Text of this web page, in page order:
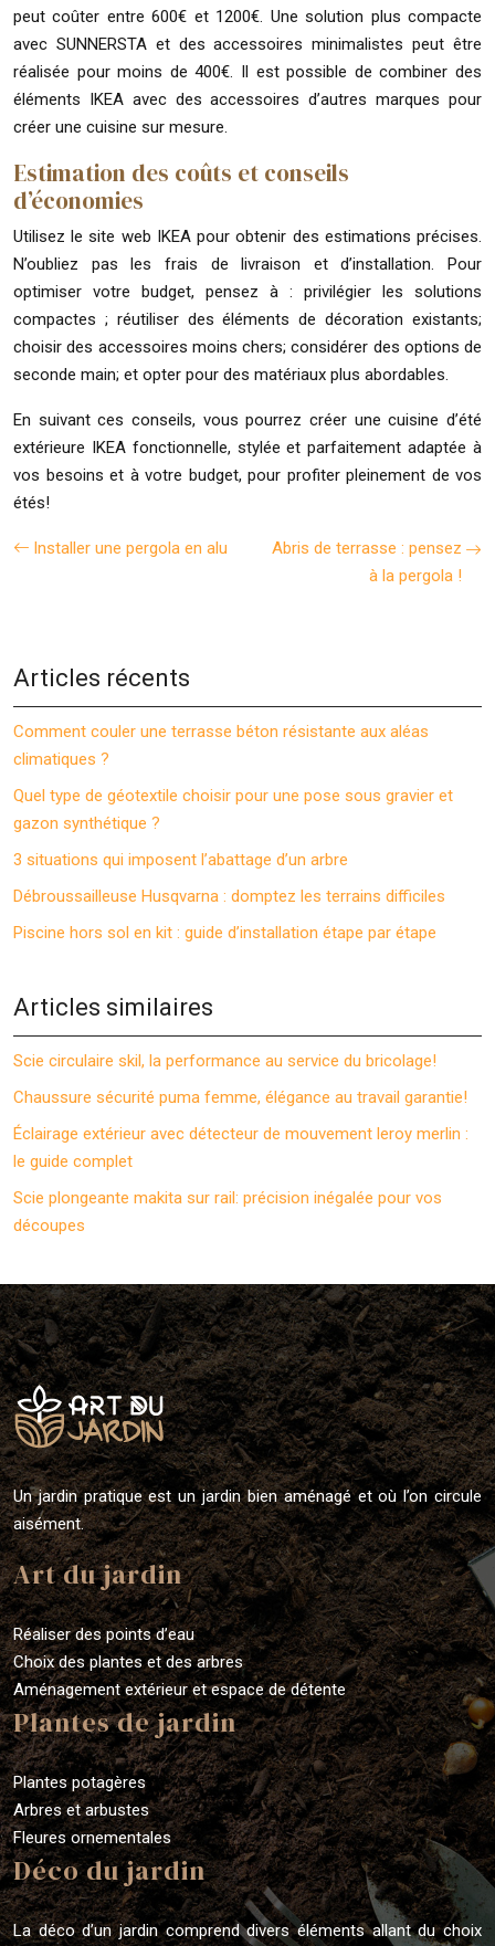
peut coûter entre 600€ et 1200€. Une solution plus compacte
avec SUNNERSTA et des accessoires minimalistes peut être
réalisée pour moins de 400€. Il est possible de combiner des
éléments IKEA avec des accessoires d’autres marques pour
créer une cuisine sur mesure.
Estimation des coûts et conseils
d’économies
Utilisez le site web IKEA pour obtenir des estimations précises.
N’oubliez pas les frais de livraison et d’installation. Pour
optimiser votre budget, pensez à : privilégier les solutions
compactes ; réutiliser des éléments de décoration existants;
choisir des accessoires moins chers; considérer des options de
seconde main; et opter pour des matériaux plus abordables.
En suivant ces conseils, vous pourrez créer une cuisine d’été
extérieure IKEA fonctionnelle, stylée et parfaitement adaptée à
vos besoins et à votre budget, pour profiter pleinement de vos
étés!
Installer une pergola en alu
Abris de terrasse : pensez
à la pergola !
Articles récents
Comment couler une terrasse béton résistante aux aléas
climatiques ?
Quel type de géotextile choisir pour une pose sous gravier et
gazon synthétique ?
3 situations qui imposent l’abattage d’un arbre
Débroussailleuse Husqvarna : domptez les terrains difficiles
Piscine hors sol en kit : guide d’installation étape par étape
Articles similaires
Scie circulaire skil, la performance au service du bricolage!
Chaussure sécurité puma femme, élégance au travail garantie!
Éclairage extérieur avec détecteur de mouvement leroy merlin :
le guide complet
Scie plongeante makita sur rail: précision inégalée pour vos
découpes
Un jardin pratique est un jardin bien aménagé et où l’on circule
aisément.
Art du jardin
Réaliser des points d’eau
Choix des plantes et des arbres
Aménagement extérieur et espace de détente
Plantes de jardin
Plantes potagères
Arbres et arbustes
Fleures ornementales
Déco du jardin
La déco d’un jardin comprend divers éléments allant du choix